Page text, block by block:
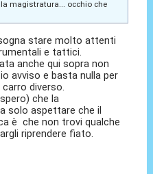
magistratura... occhio che
stare molto attenti
e tattici.
anche qui sopra non
avviso e basta nulla per
diverso.
che la
solo aspettare che il
è che non trovi qualche
riprendere fiato.